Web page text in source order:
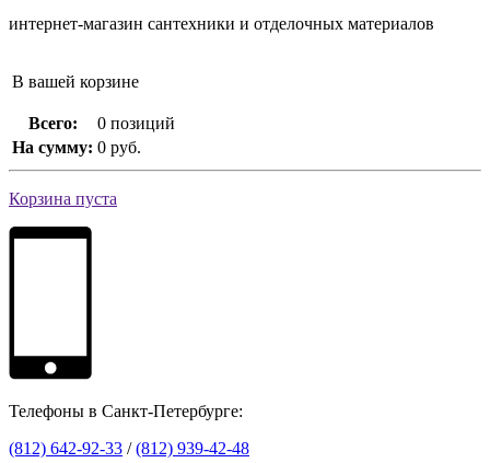
интернет-магазин сантехники и отделочных материалов
В вашей корзине
Всего:
0 позиций
На сумму: 0 руб.
Корзина пуста
Телефоны в Санкт-Петербурге:
(812) 642-92-33 /(812) 939-42-48